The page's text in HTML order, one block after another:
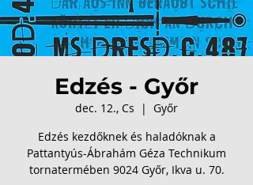
Edzés - Győr
dec. 12., Cs
  |
Győr
Edzés kezdőknek és haladóknak a
Pattantyús-Ábrahám Géza Technikum
tornatermében 9024 Győr, Ikva u. 70.